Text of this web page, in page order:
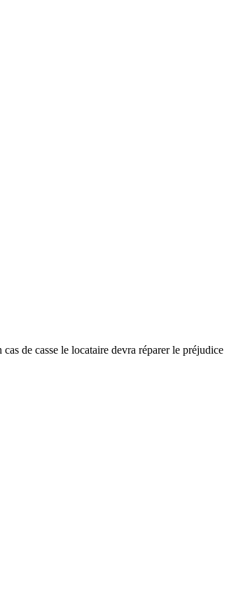
de casse le locataire devra réparer le préjudice